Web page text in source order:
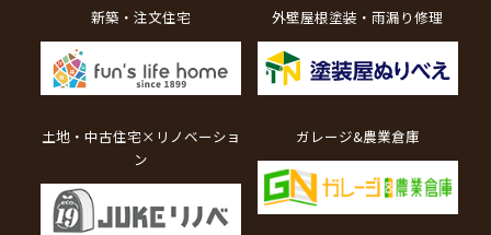
新築・注文住宅 外壁屋根塗装・雨漏り修理
土地・中古住宅×リノベーショ
ン
ガレージ&農業倉庫